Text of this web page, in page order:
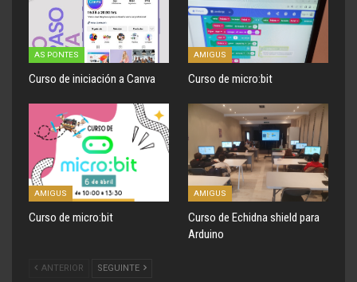
AS PONTES
Curso de iniciación a Canva
AMIGUS
Curso de micro:bit
AMIGUS
Curso de micro:bit
AMIGUS
Curso de Echidna shield para
Arduino
ANTERIOR SEGUINTE